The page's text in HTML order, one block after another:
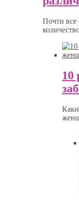
Почти все
10